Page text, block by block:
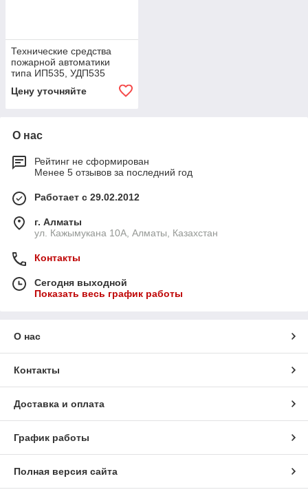
Технические средства
пожарной автоматики
типа ИП535, УДП535
Цену уточняйте
О нас
Рейтинг не сформирован
Менее 5 отзывов за последний год
Работает с 29.02.2012
г. Алматы
ул. Кажымукана 10А, Алматы, Казахстан
Контакты
Сегодня выходной
Показать весь график работы
О нас
Контакты
Доставка и оплата
График работы
Полная версия сайта